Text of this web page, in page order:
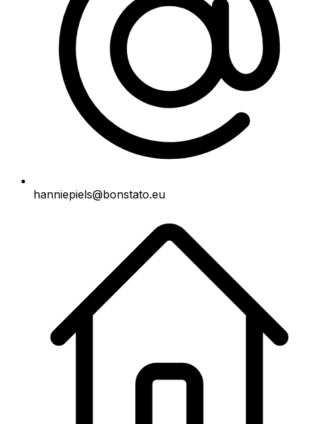
hanniepiels@bonstato.eu